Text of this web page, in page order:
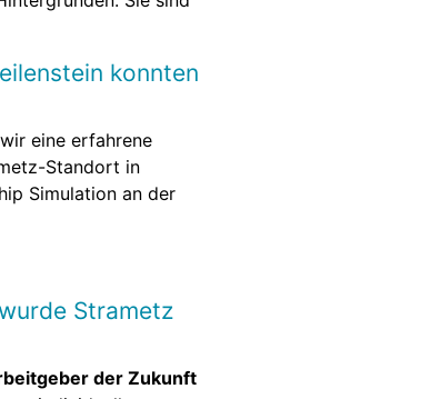
konnten
eine erfahrene
Standort in
Simulation an der
Strametz
der Zukunft